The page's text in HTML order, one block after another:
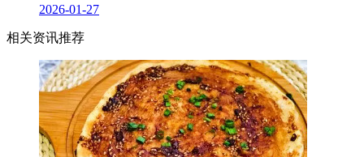
2026-01-27
相关资讯推荐